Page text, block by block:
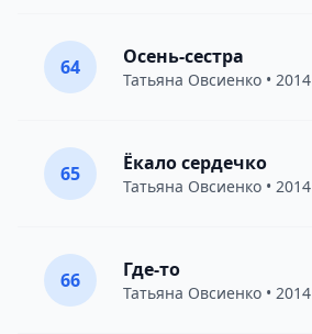
64 Осень-сестра
Татьяна Овсиенко • 2014
65 Ёкало сердечко
Татьяна Овсиенко • 2014
66 Где-то
Татьяна Овсиенко • 2014